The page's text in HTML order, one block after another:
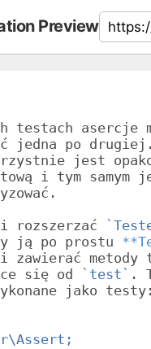
Preview
testach asercje
jedna po drugiej.
jest
i tym samym
rozszerzać
ją po prostu
zawierać metody
się od
`test` .
jako testy: